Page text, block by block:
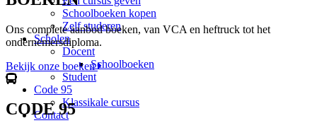
Schoolboeken kopen
Zelf studeren
Scholen
Docent
Schoolboeken
Student
Code 95
Klassikale cursus
Contact
Ons complete aanbod boeken, van VCA en heftruck tot het
ondernemersdiploma.
Bekijk onze boeken
CODE 95